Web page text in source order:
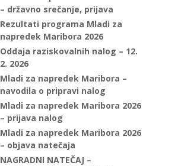
– državno srečanje, prijava
Rezultati programa Mladi za
napredek Maribora 2026
Oddaja raziskovalnih nalog – 12.
2. 2026
Mladi za napredek Maribora –
navodila o pripravi nalog
Mladi za napredek Maribora 2026
– prijava nalog
Mladi za napredek Maribora 2026
– objava natečaja
NAGRADNI NATEČAJ –